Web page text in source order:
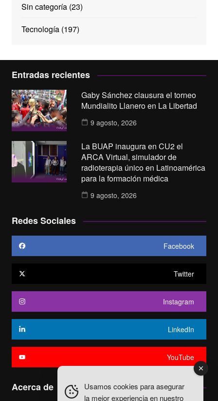
Sin categoría(23)
Tecnología(197)
Entradas recientes
Gaby Sánchez clausura el torneo
Mundialito Llanero en La Libertad
9 agosto, 2026
La BUAP inaugura en CU2 el
ARCA Virtual, simulador de
radioterapia único en Latinoamérica
para la formación médica
9 agosto, 2026
Redes Sociales
Facebook
Twitter
Instagram
LinkedIn
YouTube
Acerca de
Usamos cookies para asegurar
la mejor experiencia en nuestro